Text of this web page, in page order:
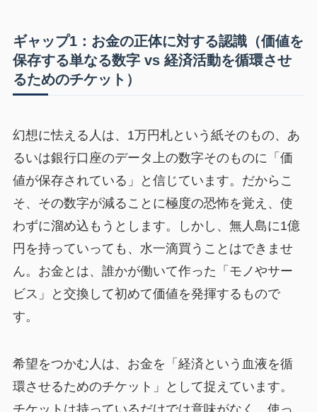
ギャップ1：お金の正体に対する認識（価値を
保存する単なる数字 vs 経済活動を循環させ
るためのチケット）
幻想に怯える人は、1万円札という紙そのもの、あ
るいは銀行口座のデータ上の数字そのものに「価
値が保存されている」と信じています。だからこ
そ、その数字が減ることに極度の恐怖を覚え、使
わずに溜め込もうとします。しかし、無人島に1億
円を持っていっても、水一滴買うことはできませ
ん。お金とは、誰かが働いて作った「モノやサー
ビス」と交換して初めて価値を発揮するもので
す。
希望をつかむ人は、お金を「経済という血液を循
環させるためのチケット」として捉えています。